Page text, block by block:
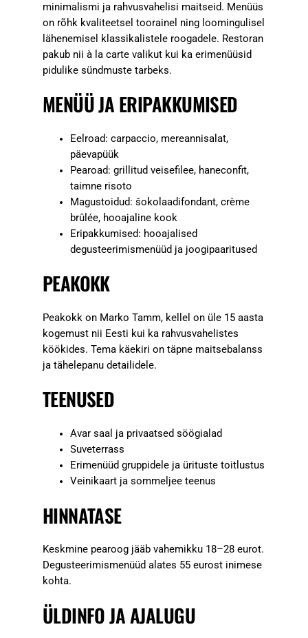
minimalismi ja rahvusvahelisi maitseid. Menüüs
on rõhk kvaliteetsel toorainel ning loomingulisel
lähenemisel klassikalistele roogadele. Restoran
pakub nii à la carte valikut kui ka erimenüüsid
pidulike sündmuste tarbeks.
MENÜÜ JA ERIPAKKUMISED
Eelroad: carpaccio, mereannisalat,
päevapüük
Pearoad: grillitud veisefilee, haneconfit,
taimne risoto
Magustoidud: šokolaadifondant, crème
brûlée, hooajaline kook
Eripakkumised: hooajalised
degusteerimismenüüd ja joogipaaritused
PEAKOKK
Peakokk on Marko Tamm, kellel on üle 15 aasta
kogemust nii Eesti kui ka rahvusvahelistes
köökides. Tema käekiri on täpne maitsebalanss
ja tähelepanu detailidele.
TEENUSED
Avar saal ja privaatsed söögialad
Suveterrass
Erimenüüd gruppidele ja ürituste toitlustus
Veinikaart ja sommeljee teenus
HINNATASE
Keskmine pearoog jääb vahemikku 18–28 eurot.
Degusteerimismenüüd alates 55 eurost inimese
kohta.
ÜLDINFO JA AJALUGU